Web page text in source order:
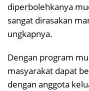
diperbolehkanya
sangat dirasakan
ungkapnya.
Dengan program
masyarakat dapat
dengan anggota